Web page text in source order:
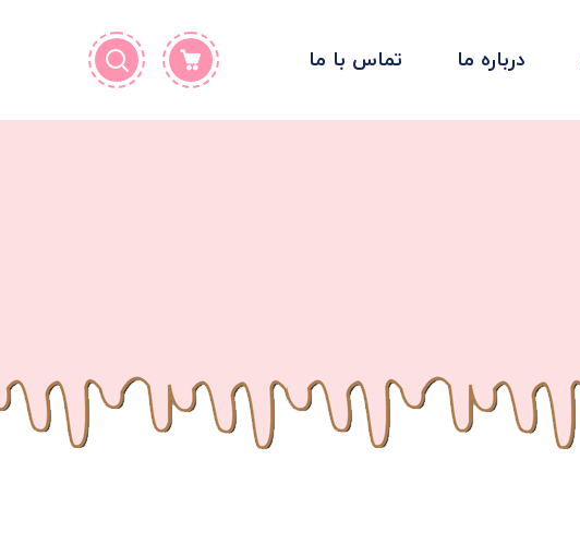
درباره ما تماس با ما